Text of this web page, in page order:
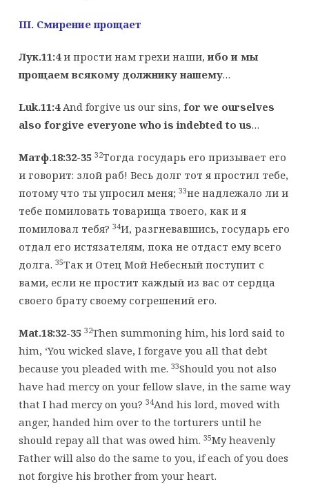
III. Смирение прощает
Лук.11:4и прости нам грехи наши,ибо и мы
прощаем всякому должнику нашему…
Luk.11:4And forgive us our sins, for we ourselves
also forgive everyone who is indebted to us…
Матф.18:32-35 32Тогда государь его призывает его
и говорит: злой раб! Весь долг тот я простил тебе,
потому что ты упросил меня; 33не надлежало ли и
тебе помиловать товарища твоего, как и я
помиловал тебя? 34И, разгневавшись, государь его
отдал его истязателям, пока не отдаст ему всего
долга. 35Так и Отец Мой Небесный поступит с
вами, если не простит каждый из вас от сердца
своего брату своему согрешений его.
Mat.18:32-35 32Then summoning him, his lord said to
him, ‘You wicked slave, I forgave you all that debt
because you pleaded with me. 33Should you not also
have had mercy on your fellow slave, in the same way
that I had mercy on you? 34And his lord, moved with
anger, handed him over to the torturers until he
should repay all that was owed him. 35My heavenly
Father will also do the same to you, if each of you does
not forgive his brother from your heart.